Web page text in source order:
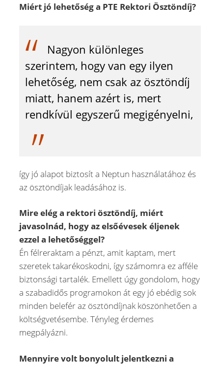
Miért jó lehetőség a PTE Rektori Ösztöndíj?
Nagyon különleges
szerintem, hogy van egy ilyen
lehetőség, nem csak az ösztöndíj
miatt, hanem azért is, mert
rendkívül egyszerű megigényelni,
így jó alapot biztosít a Neptun használatához és
az ösztöndíjak leadásához is.
Mire elég a rektori ösztöndíj, miért
javasolnád, hogy az elsőévesek éljenek
ezzel a lehetőséggel?
Én félreraktam a pénzt, amit kaptam, mert
szeretek takarékoskodni, így számomra ez afféle
biztonsági tartalék. Emellett úgy gondolom, hogy
a szabadidős programokon át egy jó ebédig sok
minden belefér az ösztöndíjnak köszönhetően a
költségvetésembe. Tényleg érdemes
megpályázni.
Mennyire volt bonyolult jelentkezni a